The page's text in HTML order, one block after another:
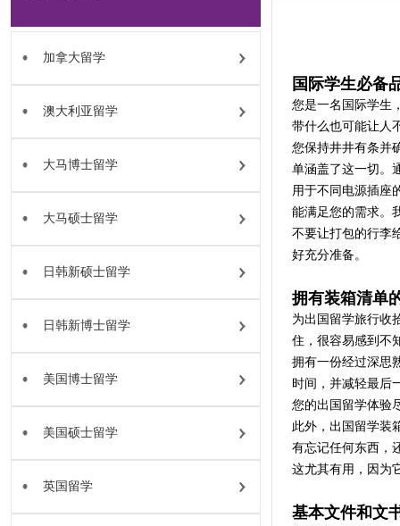
加拿大留学
澳大利亚留学
大马博士留学
大马硕士留学
日韩新硕士留学
日韩新博士留学
美国博士留学
美国硕士留学
英国留学
国际学生必备
您是一名国际学生
带什么也可能让人
您保持井井有条并
单涵盖了这一切。
用于不同电源插座
能满足您的需求。
不要让打包的行李
好充分准备。
拥有装箱清单
为出国留学旅行收
住，很容易感到不
拥有一份经过深思
时间，并减轻最后
您的出国留学体验
此外，出国留学装
有忘记任何东西，
这尤其有用，因为
基本文件和文